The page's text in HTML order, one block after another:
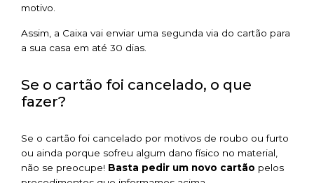
motivo.
Assim, a Caixa vai enviar uma segunda via do cartão para
a sua casa em até 30 dias.
Se o cartão foi cancelado, o que
fazer?
Se o cartão foi cancelado por motivos de roubo ou furto
ou ainda porque sofreu algum dano físico no material,
não se preocupe! Basta pedir um novo cartão pelos